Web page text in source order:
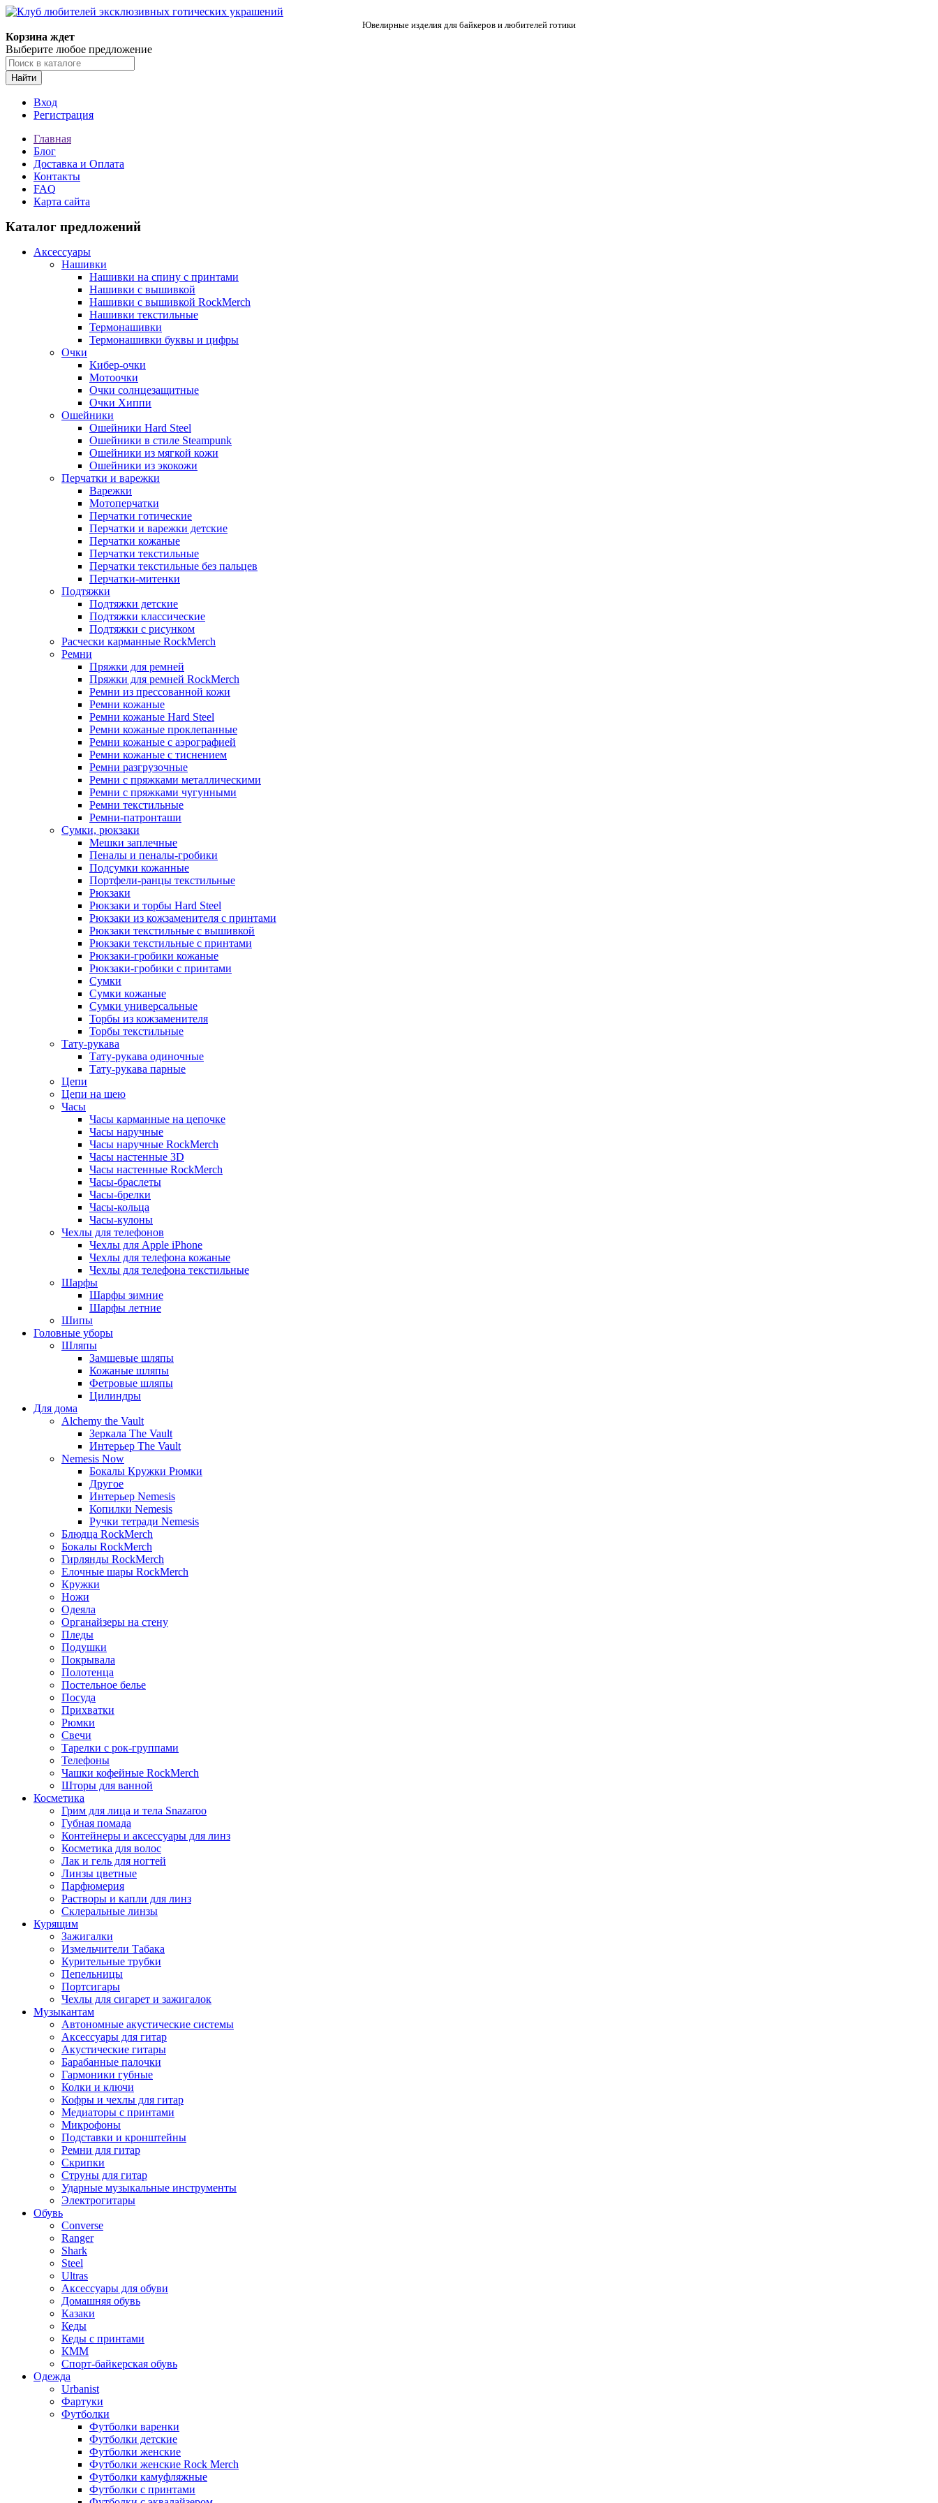
Ювелирные изделия для байкеров и любителей готики
Корзина ждет
Выберите любое предложение
Найти
Вход
Регистрация
Главная
Блог
Доставка и Оплата
Контакты
FAQ
Карта сайта
Каталог предложений
Аксессуары
Нашивки
Нашивки на спину с принтами
Нашивки с вышивкой
Нашивки с вышивкой RockMerch
Нашивки текстильные
Термонашивки
Термонашивки буквы и цифры
Очки
Кибер-очки
Мотоочки
Очки солнцезащитные
Очки Хиппи
Ошейники
Ошейники Hard Steel
Ошейники в стиле Steampunk
Ошейники из мягкой кожи
Ошейники из экокожи
Перчатки и варежки
Варежки
Мотоперчатки
Перчатки готические
Перчатки и варежки детские
Перчатки кожаные
Перчатки текстильные
Перчатки текстильные без пальцев
Перчатки-митенки
Подтяжки
Подтяжки детские
Подтяжки классические
Подтяжки с рисунком
Расчески карманные RockMerch
Ремни
Пряжки для ремней
Пряжки для ремней RockMerch
Ремни из прессованной кожи
Ремни кожаные
Ремни кожаные Hard Steel
Ремни кожаные проклепанные
Ремни кожаные с аэрографией
Ремни кожаные с тиснением
Ремни разгрузочные
Ремни с пряжками металлическими
Ремни с пряжками чугунными
Ремни текстильные
Ремни-патронташи
Сумки, рюкзаки
Мешки заплечные
Пеналы и пеналы-гробики
Подсумки кожанные
Портфели-ранцы текстильные
Рюкзаки
Рюкзаки и торбы Hard Steel
Рюкзаки из кожзаменителя с принтами
Рюкзаки текстильные с вышивкой
Рюкзаки текстильные с принтами
Рюкзаки-гробики кожаные
Рюкзаки-гробики с принтами
Сумки
Сумки кожаные
Сумки универсальные
Торбы из кожзаменителя
Торбы текстильные
Тату-рукава
Тату-рукава одиночные
Тату-рукава парные
Цепи
Цепи на шею
Часы
Часы карманные на цепочке
Часы наручные
Часы наручные RockMerch
Часы настенные 3D
Часы настенные RockMerch
Часы-браслеты
Часы-брелки
Часы-кольца
Часы-кулоны
Чехлы для телефонов
Чехлы для Apple iPhone
Чехлы для телефона кожаные
Чехлы для телефона текстильные
Шарфы
Шарфы зимние
Шарфы летние
Шипы
Головные уборы
Шляпы
Замшевые шляпы
Кожаные шляпы
Фетровые шляпы
Цилиндры
Для дома
Alchemy the Vault
Зеркала The Vault
Интерьер The Vault
Nemesis Now
Бокалы Кружки Рюмки
Другое
Интерьер Nemesis
Копилки Nemesis
Ручки тетради Nemesis
Блюдца RockMerch
Бокалы RockMerch
Гирлянды RockMerch
Елочные шары RockMerch
Кружки
Ножи
Одеяла
Органайзеры на стену
Пледы
Подушки
Покрывала
Полотенца
Постельное белье
Посуда
Прихватки
Рюмки
Свечи
Тарелки с рок-группами
Телефоны
Чашки кофейные RockMerch
Шторы для ванной
Косметика
Грим для лица и тела Snazaroo
Губная помада
Контейнеры и аксессуары для линз
Косметика для волос
Лак и гель для ногтей
Линзы цветные
Парфюмерия
Растворы и капли для линз
Склеральные линзы
Курящим
Зажигалки
Измельчители Табака
Курительные трубки
Пепельницы
Портсигары
Чехлы для сигарет и зажигалок
Музыкантам
Автономные акустические системы
Аксессуары для гитар
Акустические гитары
Барабанные палочки
Гармоники губные
Колки и ключи
Кофры и чехлы для гитар
Медиаторы с принтами
Микрофоны
Подставки и кронштейны
Ремни для гитар
Скрипки
Струны для гитар
Ударные музыкальные инструменты
Электрогитары
Обувь
Converse
Ranger
Shark
Steel
Ultras
Аксессуары для обуви
Домашняя обувь
Казаки
Кеды
Кеды с принтами
КММ
Спорт-байкерская обувь
Одежда
Urbanist
Фартуки
Футболки
Футболки варенки
Футболки детские
Футболки женские
Футболки женские Rock Merch
Футболки камуфляжные
Футболки с принтами